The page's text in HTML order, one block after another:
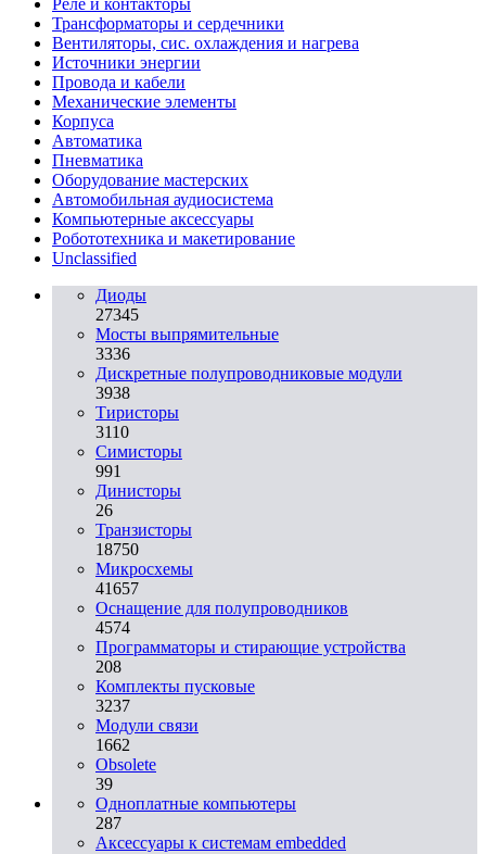
Трансформаторы и сердечники
Вентиляторы, сис. охлаждения и нагрева
Источники энергии
Провода и кабели
Механические элементы
Корпуса
Автоматика
Пневматика
Оборудование мастерских
Автомобильная аудиосистема
Компьютерные аксессуары
Робототехника и макетирование
Unclassified
Диоды
27345
Мосты выпрямительные
3336
Дискретные полупроводниковые модули
3938
Тиристоры
3110
Симисторы
991
Динисторы
26
Транзисторы
18750
Микросхемы
41657
Оснащение для полупроводников
4574
Программаторы и стирающие устройства
208
Комплекты пусковые
3237
Модули связи
1662
Obsolete
39
Одноплатные компьютеры
287
Аксессуары к системам embedded